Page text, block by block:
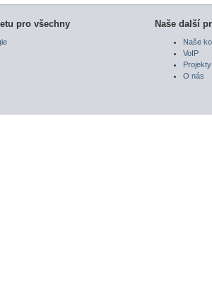
pro všechny Naše další
Naše
VoIP
Projekty
O nás